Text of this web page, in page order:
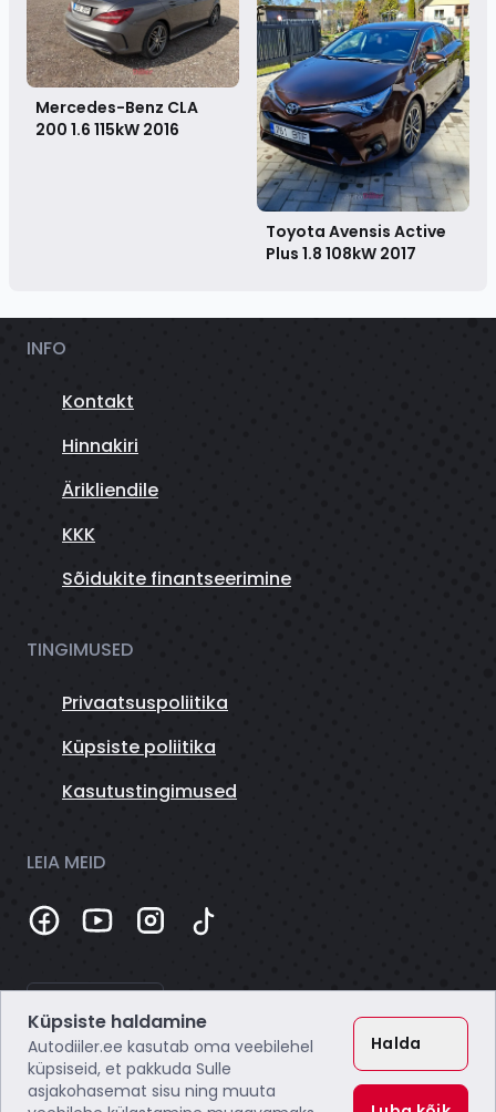
Mercedes-Benz CLA
200 1.6 115kW 2016
Toyota Avensis Active
Plus 1.8 108kW 2017
INFO
Kontakt
Hinnakiri
Ärikliendile
KKK
Sõidukite finantseerimine
TINGIMUSED
Privaatsuspoliitika
Küpsiste poliitika
Kasutustingimused
LEIA MEID
Küpsiste haldamine
Autodiiler.ee kasutab oma veebilehel
küpsiseid, et pakkuda Sulle
asjakohasemat sisu ning muuta
Halda